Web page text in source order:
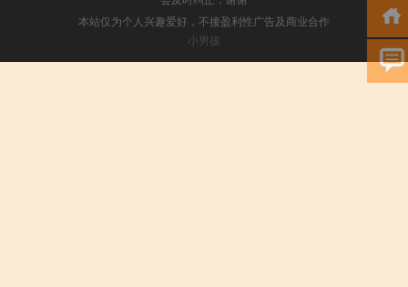
本站仅为个人兴趣爱好，不接盈利性广告及商业合作
小男孩